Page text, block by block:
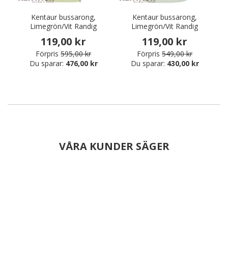
Kentaur bussarong,
Limegrön/Vit Randig
119,00 kr
Förpris 595,00 kr
Du sparar: 476,00 kr
Kentaur bussarong,
Limegrön/Vit Randig
119,00 kr
Förpris 549,00 kr
Du sparar: 430,00 kr
VÅRA KUNDER SÄGER